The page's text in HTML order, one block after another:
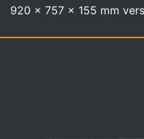
920 x 757 x 155 mm